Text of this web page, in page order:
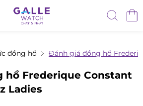
đồng hồ Đánh giá đồng hồ
hồ Frederique Constant
Ladies